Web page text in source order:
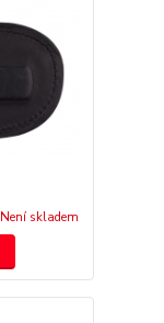
Není skladem